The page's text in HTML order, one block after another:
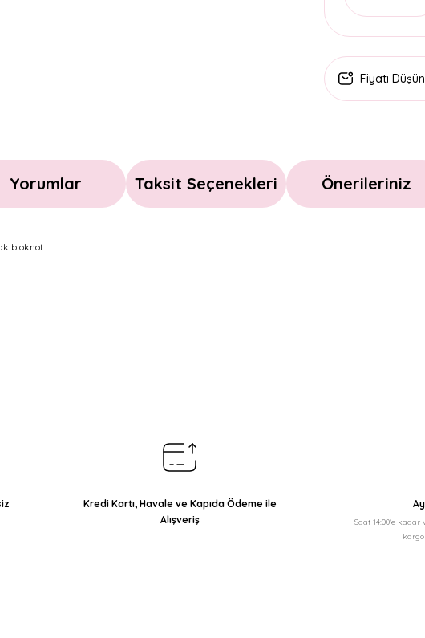
Fiyatı
Yorumlar Taksit Seçenekleri Önerileriniz
bloknot.
Kredi Kartı, Havale ve Kapıda Ödeme ile
Alışveriş
Saat 14:00'e